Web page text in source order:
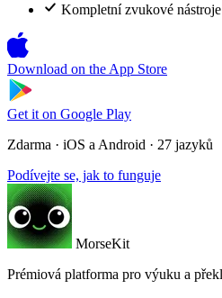
Kompletní zvukové
Download on the App Store
Get it on Google Play
Zdarma · iOS a Android · 27 jazyků
Podívejte se, jak to funguje
MorseKit
Prémiová platforma pro výuku a